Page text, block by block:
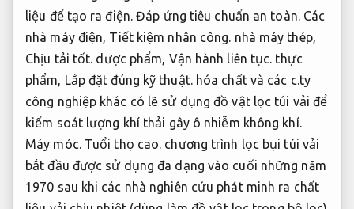
liệu để tạo ra điện.Đáp ứng tiêu chuẩn an toàn.Các
nhà máy điện, Tiết kiệm nhân công. nhà máy thép,
Chịu tải tốt. dược phẩm, Vận hành liên tục. thực
phẩm, Lắp đặt đúng kỹ thuật.hóa chất và các c.ty
công nghiệp khác có lẽ sử dụng đồ vật lọc túi vải để
kiểm soát lượng khí thải gây ô nhiễm không khí.
Máy móc. Tuổi thọ cao. chương trình lọc bụi túi vải
bắt đầu được sử dụng đa dạng vào cuối những năm
1970 sau khi các nhà nghiên cứu phát minh ra chất